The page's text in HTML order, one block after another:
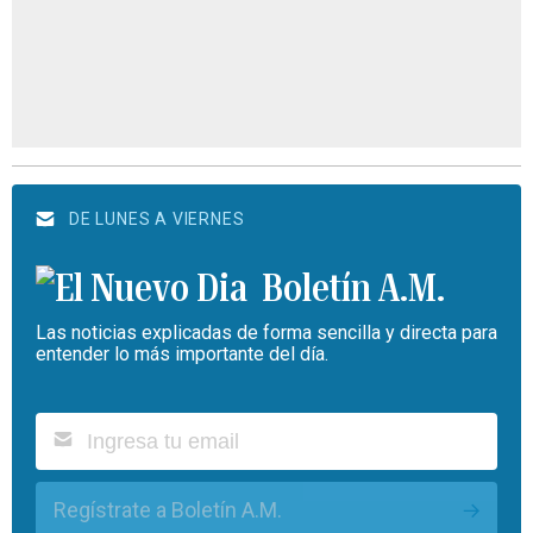
DE LUNES A VIERNES
Boletín A.M.
Las noticias explicadas de forma sencilla y directa para
entender lo más importante del día.
Regístrate a Boletín A.M.